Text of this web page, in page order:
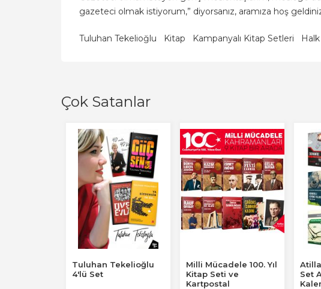
gazeteci olmak istiyorum,” diyorsanız, aramıza hoş
Tuluhan Tekelioğlu Kitap Kampanyalı Kitap Setleri
Çok Satanlar
Tuluhan Tekelioğlu
4'lü Set
Milli Mücadele 100. Yıl
Kitap Seti ve
Kartpostal
Set